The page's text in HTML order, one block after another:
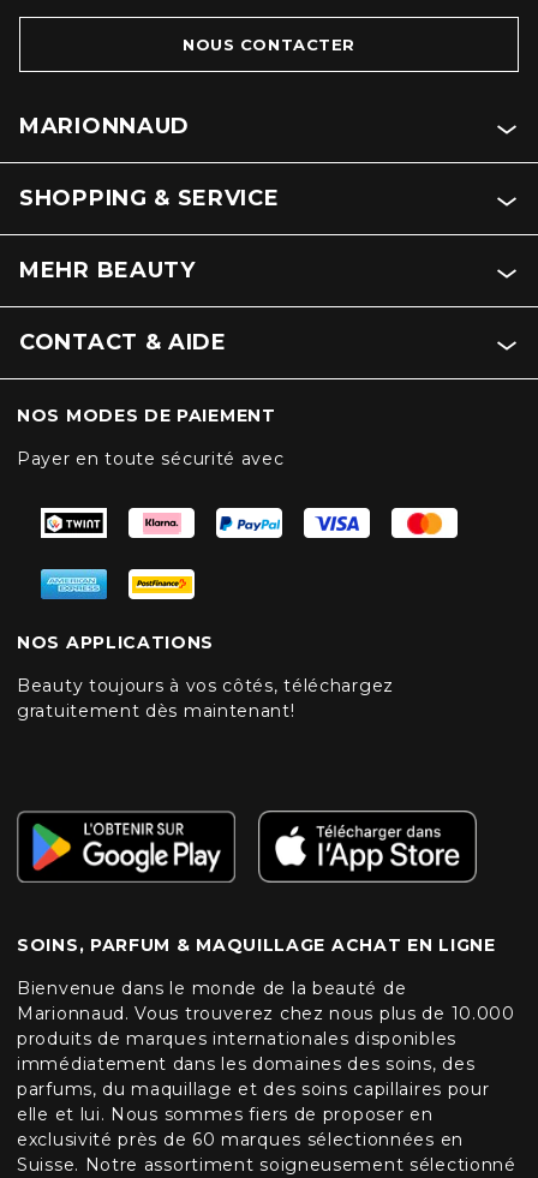
NOUS CONTACTER
MARIONNAUD
SHOPPING & SERVICE
MEHR BEAUTY
CONTACT & AIDE
NOS MODES DE PAIEMENT
Payer en toute sécurité avec
NOS APPLICATIONS
Beauty toujours à vos côtés, téléchargez
gratuitement dès maintenant!
SOINS, PARFUM & MAQUILLAGE ACHAT EN LIGNE
Bienvenue dans le monde de la beauté de
Marionnaud. Vous trouverez chez nous plus de 10.000
produits de marques internationales disponibles
immédiatement dans les domaines des soins, des
parfums, du maquillage et des soins capillaires pour
elle et lui. Nous sommes fiers de proposer en
exclusivité près de 60 marques sélectionnées en
Suisse. Notre assortiment soigneusement sélectionné